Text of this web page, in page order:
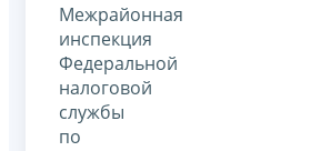
Межрайонная
инспекция
Федеральной
налоговой
службы
по